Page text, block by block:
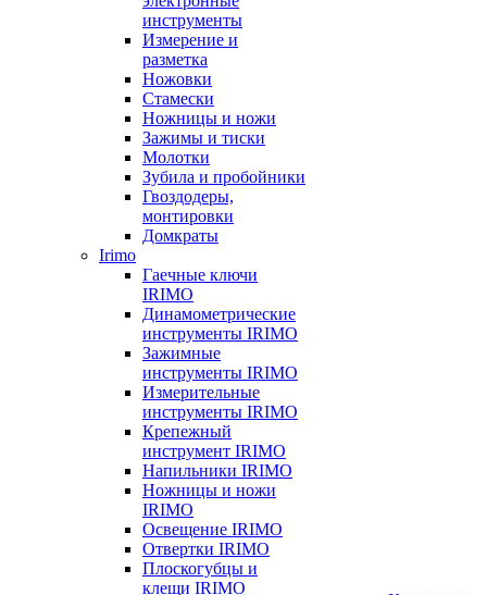
инструменты
Измерение и
разметка
Ножовки
Стамески
Ножницы и ножи
Зажимы и тиски
Молотки
Зубила и пробойники
Гвоздодеры,
монтировки
Домкраты
Irimo
Гаечные ключи
IRIMO
Динамометрические
инструменты IRIMO
Зажимные
инструменты IRIMO
Измерительные
инструменты IRIMO
Крепежный
инструмент IRIMO
Напильники IRIMO
Ножницы и ножи
IRIMO
Освещение IRIMO
Отвертки IRIMO
Плоскогубцы и
клещи IRIMO